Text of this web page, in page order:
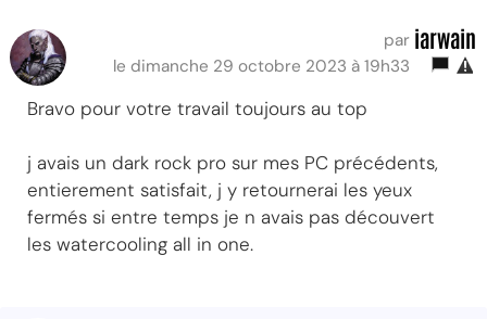
par iarwain
le dimanche 29 octobre 2023 à 19h33
Bravo pour votre travail toujours au top
j avais un dark rock pro sur mes PC précédents,
entierement satisfait, j y retournerai les yeux
fermés si entre temps je n avais pas découvert
les watercooling all in one.